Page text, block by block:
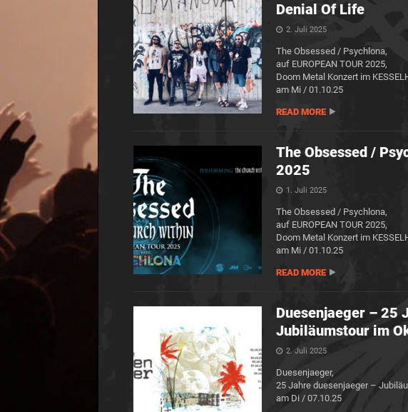
Denial Of Life
2. Juli 2025
The Obsessed / Psychlona,
auf EUROPEAN TOUR 2025,
Doom Metal Konzert im
am Mi / 01.10.25
READ MORE
The Obsessed /
2025
1. Juli 2025
The Obsessed / Psychlona,
auf EUROPEAN TOUR 2025,
Doom Metal Konzert im
am Mi / 01.10.25
READ MORE
Duesenjaeger – 25
Jubiläumstour im
2. Juli 2025
Duesenjaeger,
25 Jahre duesenjaeger –
am Di / 07.10.25